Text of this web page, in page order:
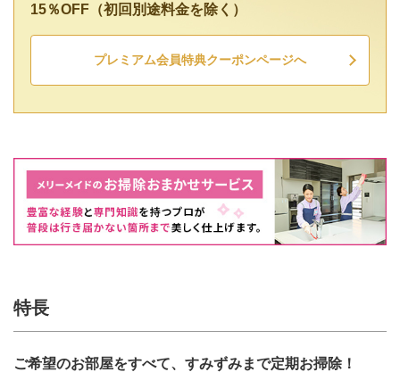
15％OFF（初回別途料金を除く）
プレミアム会員特典クーポンページへ
特長
ご希望のお部屋をすべて、すみずみまで定期お掃除！